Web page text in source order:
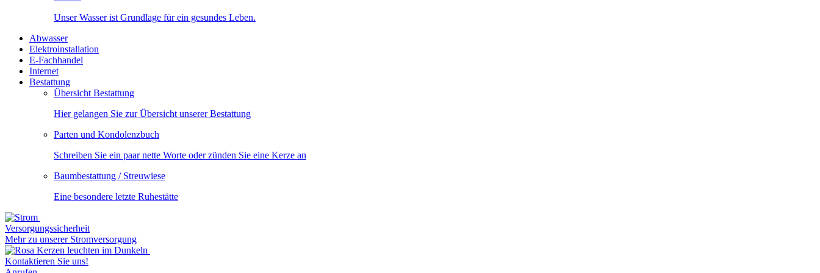
Unser Wasser ist Grundlage für ein gesundes Leben.
Abwasser
Elektroinstallation
E-Fachhandel
Internet
Bestattung
Übersicht Bestattung
Hier gelangen Sie zur Übersicht unserer Bestattung
Parten und Kondolenzbuch
Schreiben Sie ein paar nette Worte oder zünden Sie eine Kerze an
Baumbestattung / Streuwiese
Eine besondere letzte Ruhestätte
Versorgungssicherheit
Mehr zu unserer Stromversorgung
Kontaktieren Sie uns!